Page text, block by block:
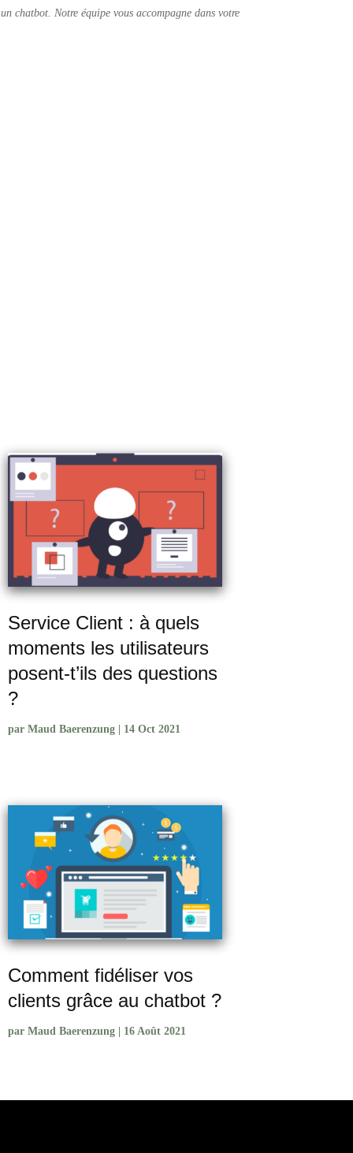
chatbot. Notre équipe vous accompagne dans votre
Service Client : à quels
moments les utilisateurs
posent-t’ils des questions
?
par Maud Baerenzung| 14 Oct 2021
Comment fidéliser vos
clients grâce au chatbot ?
par Maud Baerenzung| 16 Août 2021